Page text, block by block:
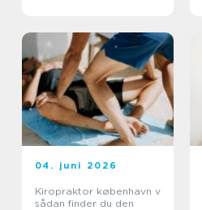
04. juni 2026
Kiropraktor københavn v
sådan finder du den